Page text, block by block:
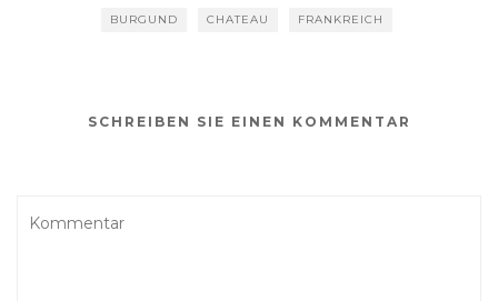
BURGUND CHATEAU FRANKREICH
SCHREIBEN SIE EINEN KOMMENTAR